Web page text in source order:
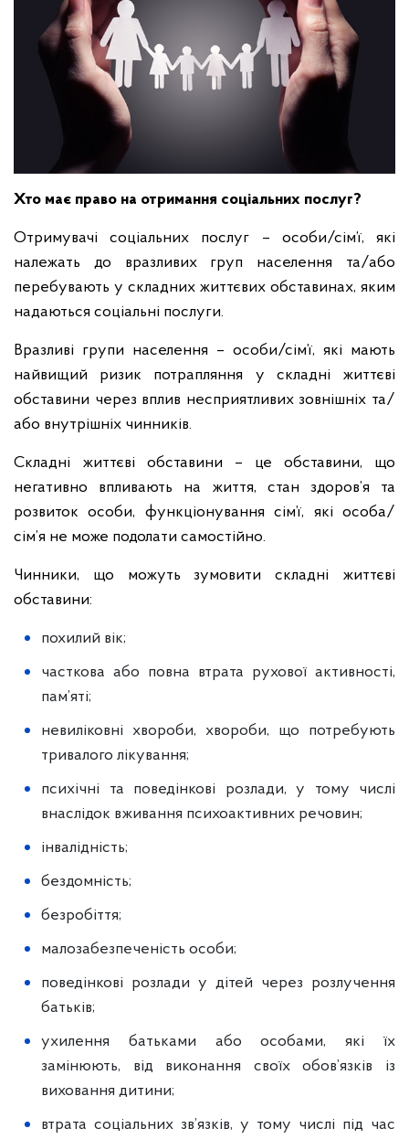
Хто має право на отримання соціальних послуг?
Отримувачі соціальних послуг – особи/сім’ї, які
належать до вразливих груп населення та/або
перебувають у складних життєвих обставинах, яким
надаються соціальні послуги.
Вразливі групи населення – особи/сім’ї, які мають
найвищий ризик потрапляння у складні життєві
обставини через вплив несприятливих зовнішніх та/
або внутрішніх чинників.
Складні життєві обставини – це обставини, що
негативно впливають на життя, стан здоров’я та
розвиток особи, функціонування сім’ї, які особа/
сім’я не може подолати самостійно.
Чинники, що можуть зумовити складні життєві
обставини:
похилий вік;
часткова або повна втрата рухової активності,
пам’яті;
невиліковні хвороби, хвороби, що потребують
тривалого лікування;
психічні та поведінкові розлади, у тому числі
внаслідок вживання психоактивних речовин;
інвалідність;
бездомність;
безробіття;
малозабезпеченість особи;
поведінкові розлади у дітей через розлучення
батьків;
ухилення батьками або особами, які їх
замінюють, від виконання своїх обов’язків із
виховання дитини;
втрата соціальних зв’язків, у тому числі під час